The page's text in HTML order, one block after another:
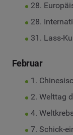
28.
28.
31. Lass-
Februar
1.
2. Welttag
4.
7. Schick-